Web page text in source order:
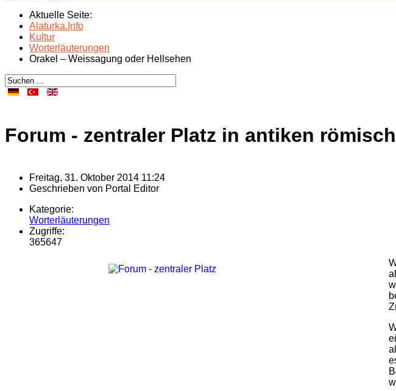
Aktuelle Seite:
Alaturka.Info
Kultur
Worterläuterungen
Orakel – Weissagung oder Hellsehen
Forum - zentraler Platz in antiken
Freitag, 31. Oktober 2014 11:24
Geschrieben von Portal Editor
Kategorie:
Worterläuterungen
Zugriffe:
365647